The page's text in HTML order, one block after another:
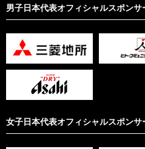
男子日本代表オフィシャルスポンサ
女子日本代表オフィシャルスポンサ